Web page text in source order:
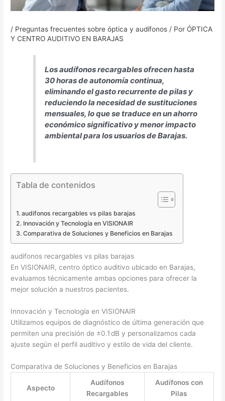
/ Preguntas frecuentes sobre óptica y audífonos / Por ÓPTICA
Y CENTRO AUDITIVO EN BARAJAS
Los audífonos recargables ofrecen hasta
30 horas de autonomía continua,
eliminando el gasto recurrente de pilas y
reduciendo la necesidad de sustituciones
mensuales, lo que se traduce en un ahorro
económico significativo y menor impacto
ambiental para los usuarios de Barajas.
Tabla de contenidos
audifonos recargables vs pilas barajas
Innovación y Tecnología en VISIONAIR
Comparativa de Soluciones y Beneficios en Barajas
audifonos recargables vs pilas barajas
En VISIONAIR, centro óptico auditivo ubicado en Barajas,
evaluamos técnicamente ambas opciones para ofrecer la
mejor solución a nuestros pacientes.
Innovación y Tecnología en VISIONAIR
Utilizamos equipos de diagnóstico de última generación que
permiten una precisión de ±0.1 dB y personalizamos cada
ajuste según el perfil auditivo y estilo de vida del cliente.
Comparativa de Soluciones y Beneficios en Barajas
Aspecto
Audífonos
Recargables
Audífonos con
Pilas